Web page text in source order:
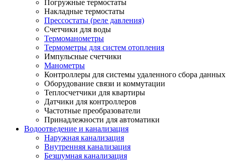
Погружные термостаты
Накладные термостаты
Прессостаты (реле давления)
Счетчики для воды
Термоманометры
Термометры для систем отопления
Импульсные счетчики
Манометры
Контроллеры для системы удаленного сбора данных
Оборудование связи и коммутации
Теплосчетчики для квартиры
Датчики для контроллеров
Частотные преобразователи
Принадлежности для автоматики
Водоотведение и канализация
Наружная канализация
Внутренняя канализация
Безшумная канализация